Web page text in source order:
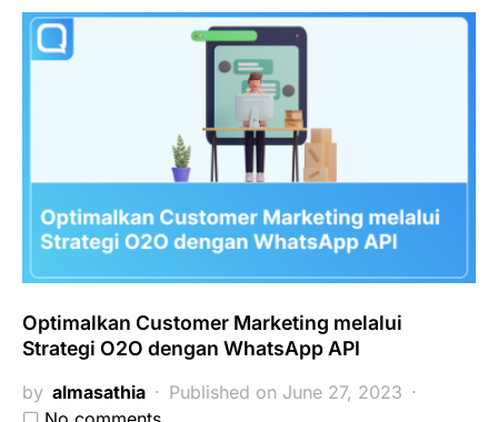
Optimalkan Customer Marketing melalui
Strategi O2O dengan WhatsApp API
by almasathia
Published on June 27, 2023